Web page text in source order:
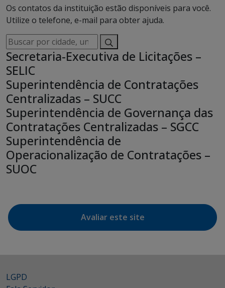
Os contatos da instituição estão disponíveis para você.
Utilize o telefone, e-mail para obter ajuda.
Buscar
por
cidade,
unidade,
responsável,
endereço
Secretaria-Executiva de Licitações –
SELIC
Superintendência de Contratações
Centralizadas – SUCC
Superintendência de Governança das
Contratações Centralizadas – SGCC
Superintendência de
Operacionalização de Contratações –
SUOC
Avaliar este site
LGPD